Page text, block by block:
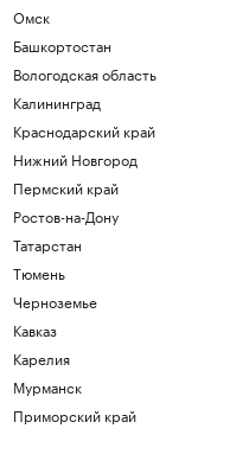
хотят
Омск
Башкортостан
Вологодская область
Калининград
Краснодарский край
Нижний Новгород
Пермский край
Ростов-на-Дону
Татарстан
Тюмень
Черноземье
Кавказ
Карелия
Мурманск
Приморский край